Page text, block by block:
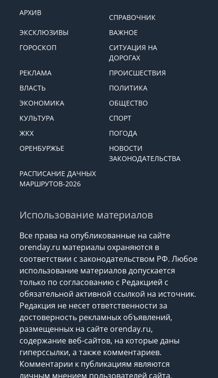
АРХИВ
СПРАВОЧНИК
ЭКСКЛЮЗИВЫ
ВАЖНОЕ
ГОРОСКОП
СИТУАЦИЯ НА
ДОРОГАХ
РЕКЛАМА
ПРОИСШЕСТВИЯ
ВЛАСТЬ
ПОЛИТИКА
ЭКОНОМИКА
ОБЩЕСТВО
КУЛЬТУРА
СПОРТ
ЖКХ
ПОГОДА
ОРЕНБУРЖЬЕ
НОВОСТИ
ЗАКОНОДАТЕЛЬСТВА
РАСПИСАНИЕ ДАЧНЫХ
МАРШРУТОВ-2026
Использование материалов
Все права на опубликованные на сайте
orenday.ru материалы охраняются в
соответствии с законодательством РФ. Любое
использование материалов допускается
только по согласованию с Редакцией с
обязательной активной ссылкой на источник.
Редакция не несет ответственности за
достоверность рекламных объявлений,
размещенных на сайте orenday.ru,
содержание веб-сайтов, на которые даны
гиперссылки, а также комментариев.
Комментарии к публикациям являются
личным мнением пользователей сайта.